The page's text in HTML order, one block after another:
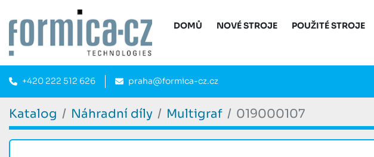
DOMŮ NOVÉ STROJE POUŽITÉ STROJE
+420 222 512 626 praha@formica-cz.cz
Katalog Náhradní díly Multigraf 019000107